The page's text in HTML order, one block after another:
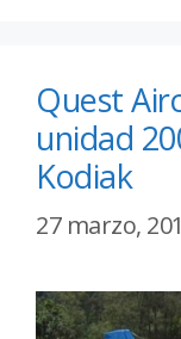
Quest
unidad
Kodiak
27 marzo,